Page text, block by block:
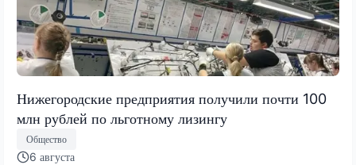
Нижегородские предприятия получили почти 100
млн рублей по льготному лизингу
Общество
6 августа